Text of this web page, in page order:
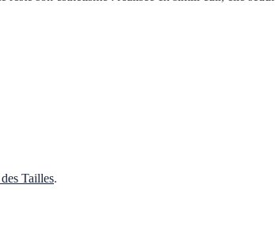
Tailles.